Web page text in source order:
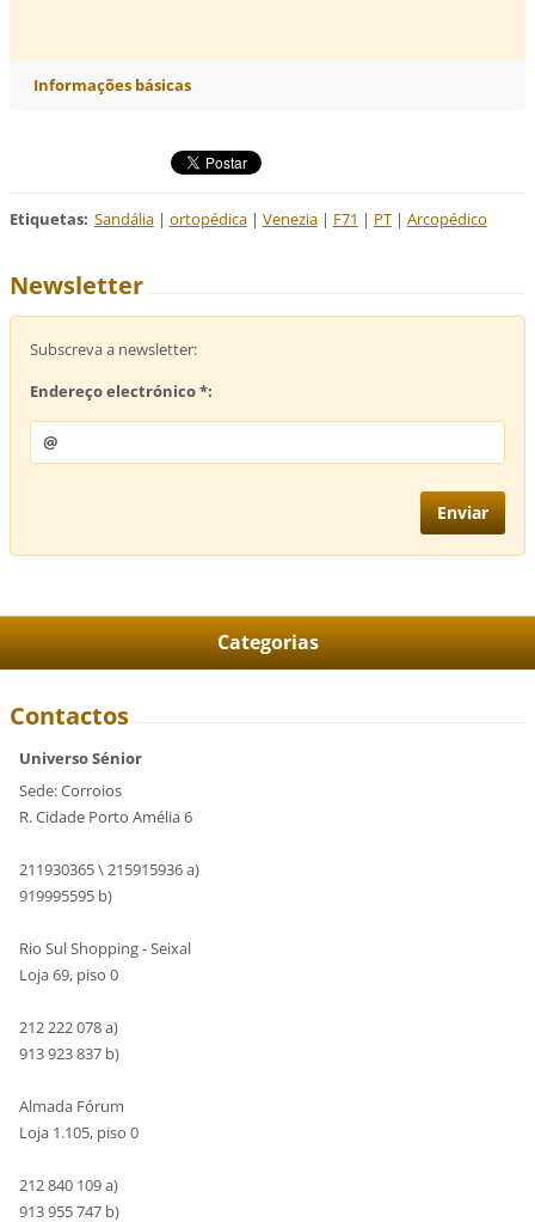
Informações básicas
Etiquetas: Sandália | ortopédica | Venezia | F71 | PT | Arcopédico
Newsletter
Subscreva a newsletter:
Endereço electrónico *:
Categorias
Contactos
Universo Sénior
Sede: Corroios
R. Cidade Porto Amélia 6
211930365 \ 215915936 a)
919995595 b)
Rio Sul Shopping - Seixal
Loja 69, piso 0
212 222 078 a)
913 923 837 b)
Almada Fórum
Loja 1.105, piso 0
212 840 109 a)
913 955 747 b)